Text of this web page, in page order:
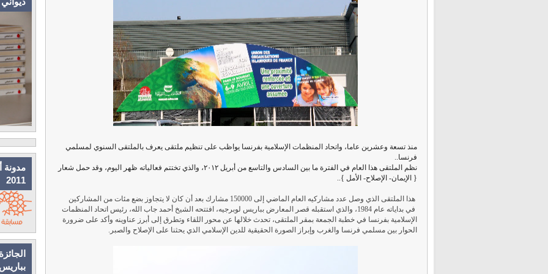
منذ تسعة وعشرين عاما، واتحاد المنظمات الإسلامية بفرنسا يواظب على تنظيم ملتقى يعرف بالملتقى السنوي لمسلمي
فرنسا..
نظم الملتقى هذا العام في الفترة ما بين السادس والتاسع من أبريل ٢٠١٢، والذي تختتم فعالياته ظهر اليوم، وقد حمل شعار
{ الإيمان- الإصلاح- الأمل }..
هذا الملتقى الذي وصل عدد مشاركيه العام الماضي إلى 150000 مشارك بعد أن كان لا يتجاوز بضع مئات من المشاركين
في بداياته عام 1984، والذي استقبله قصر المعارض بباريس لوبرجيه، افتتحه الشيخ أحمد جاب الله، رئيس اتحاد المنظمات
الإسلامية بفرنسا في خطبة الجمعة بمقر الملتقى، تحدث خلالها عن محور اللقاء وتطرق إلى أبرز عناوينه وأكد على ضرورة
الحوار بين مسلمي فرنسا والغرب وإبراز الصورة الحقيقية للدين الإسلامي الذي يحثنا على الإصلاح والصبر.
مدونة
2011